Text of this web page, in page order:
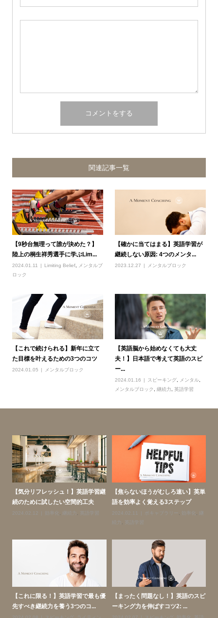
関連記事一覧
【9秒台無理って誰が決めた？】
陸上の桐生祥秀選手に学ぶLim...
2024.01.11 Limiting Belief,
メンタルブ
ロック
【確かに当てはまる】英語学習が
継続しない原因: 4つのメンタ...
2023.12.27 メンタルブロック
【これで続けられる】新年に立て
た目標を叶えるための3つのコツ
2024.01.05 メンタルブロック
【英語脳から始めなくても大丈
夫！】日本語で考えて英語のスピ
ー...
2024.01.16 スピーキング, メンタル,
メンタルブロック ,継続力,英語学習
【気分リフレッシュ！】英語学習継
続のために試したい空間的工夫
2024.02.12 効率化 継続力 英語学習
【焦らないほうがむしろ速い】英単
語を効率よく覚える3ステップ
2024.02.11 ボキャブラリー 効率化
続力
英語学習
【これに限る！】英語学習で最も優
先すべき継続力を養う3つのコ...
【まったく問題なし！】英語のスピ
ーキング力を伸ばすコツ2: ...